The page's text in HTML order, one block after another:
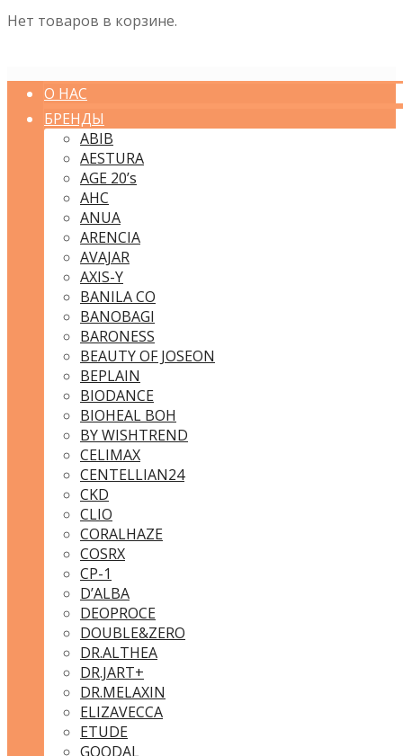
Нет товаров в корзине.
О НАС
БРЕНДЫ
ABIB
AESTURA
AGE 20’s
AHC
ANUA
ARENCIA
AVAJAR
AXIS-Y
BANILA CO
BANOBAGI
BARONESS
BEAUTY OF JOSEON
BEPLAIN
BIODANCE
BIOHEAL BOH
BY WISHTREND
CELIMAX
CENTELLIAN24
CKD
CLIO
CORALHAZE
COSRX
CP-1
D’ALBA
DEOPROCE
DOUBLE&ZERO
DR.ALTHEA
DR.JART+
DR.MELAXIN
ELIZAVECCA
ETUDE
GOODAL